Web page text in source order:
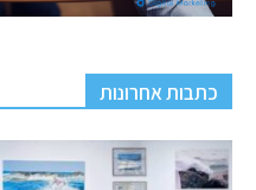
כתבות אחרונות